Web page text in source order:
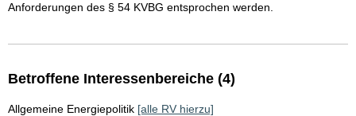
Anforderungen des § 54 KVBG entsprochen werden.
Betroffene Interessenbereiche (4)
Allgemeine Energiepolitik [alle RV hierzu]